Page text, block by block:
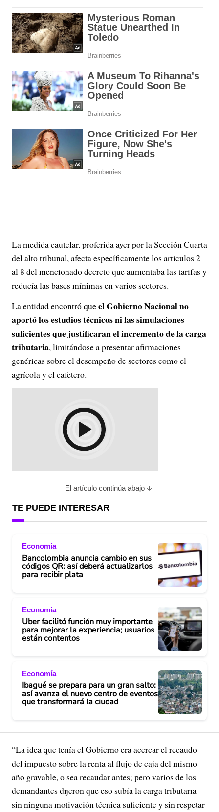
La medida cautelar, proferida ayer por la Sección Cuarta
del alto tribunal, afecta específicamente los artículos 2
al 8 del mencionado decreto que aumentaba las tarifas y
reducía las bases mínimas en varios sectores.
La entidad encontró queel Gobierno Nacional no
aportó los estudios técnicos ni las simulaciones
suficientes que justificaran el incremento de la carga
tributaria, limitándose a presentar afirmaciones
genéricas sobre el desempeño de sectores como el
agrícola y el cafetero.
El artículo continúa abajo
TE PUEDE INTERESAR
Economía
Bancolombia anuncia cambio en sus
códigos QR: así deberá actualizarlos
para recibir plata
Economía
Uber facilitó función muy importante
para mejorar la experiencia; usuarios
están contentos
Economía
Ibagué se prepara para un gran salto:
así avanza el nuevo centro de eventos
que transformará la ciudad
“La idea que tenía el Gobierno era acercar el recaudo
del impuesto sobre la renta al flujo de caja del mismo
año gravable, o sea recaudar antes; pero varios de los
demandantes dijeron que eso subía la carga tributaria
sin ninguna motivación técnica suficiente y sin respetar